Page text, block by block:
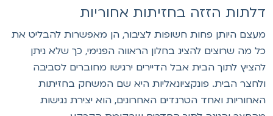
הזזה בחזיתות אחוריות
היותן פחות חשופות לציבור, הן מאפשרות להבליט את
מה שרוצים להציג בחלון הראווה הפנימי, כך שלא ניתן
לתוך הבית אבל הדיירים ירגישו מחוברים לסביבה
הבית. פונקציונאליות היא שם המשחק בחזיתות
ואחד הטרנדים האחרונים, הוא יצירת נגישות